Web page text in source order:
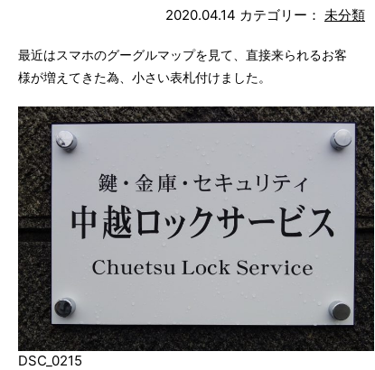
2020.04.14 カテゴリー： 未分類
最近はスマホのグーグルマップを見て、直接来られるお客
様が増えてきた為、小さい表札付けました。
DSC_0215